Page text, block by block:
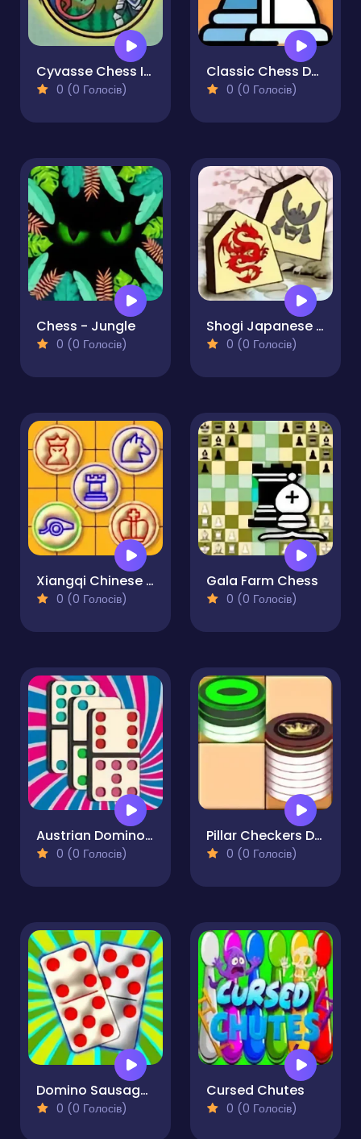
Cyvasse Chess Ice and Flame
0 (0 Голосів)
Classic Chess Duel
0 (0 Голосів)
Chess - Jungle
0 (0 Голосів)
Shogi Japanese Chess
0 (0 Голосів)
Xiangqi Chinese Chess Duel
0 (0 Голосів)
Gala Farm Chess
0 (0 Голосів)
Austrian Domino Duel
0 (0 Голосів)
Pillar Checkers Duel
0 (0 Голосів)
Domino Sausage Duel
0 (0 Голосів)
Cursed Chutes
0 (0 Голосів)